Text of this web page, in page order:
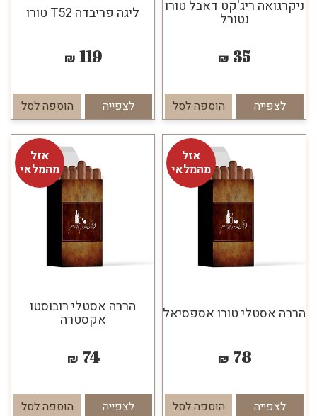
ניקרגואה ריג'קט דאבל טורו
נטורל
35
₪
לצפייה הוספה לסל
ליגה פריבדה T52 טורו
119
₪
לצפייה הוספה לסל
אזל
מהמלאי
הררה אסטלי טורו אספסיאל
78
₪
לצפייה הוספה לסל
אזל
מהמלאי
הררה אסטלי רובוסטו
אקסטרה
74
₪
לצפייה הוספה לסל